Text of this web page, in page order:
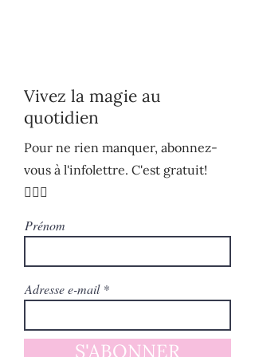
Vivez la magie au
quotidien
Pour ne rien manquer, abonnez-
vous à l'infolettre. C'est gratuit!
🧚🏻‍♀️
Prénom
Adresse e-mail
S'ABONNER